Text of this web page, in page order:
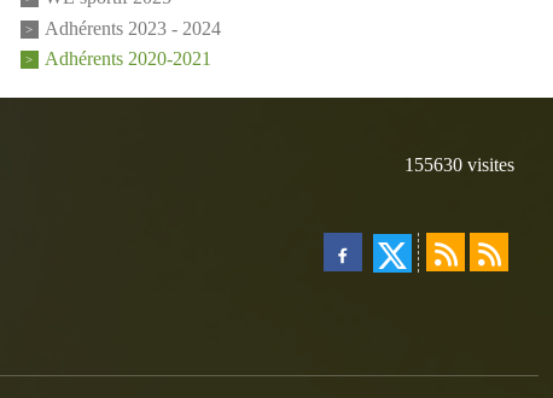
Adhérents 2023 - 2024
Adhérents 2020-2021
155630 visites